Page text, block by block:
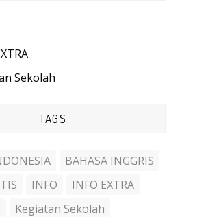
Sekolah
TAGS
BAHASA INGGRIS
INFO
INFO EXTRA
Kegiatan Sekolah